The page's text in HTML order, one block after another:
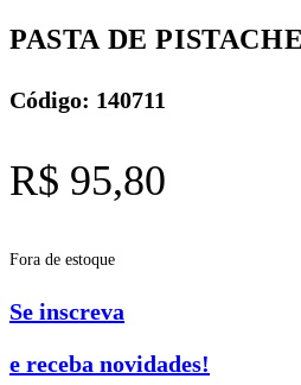
PASTA DE
Código: 140711
R$ 95,80
Fora de estoque
Se inscreva
e receba novidades!